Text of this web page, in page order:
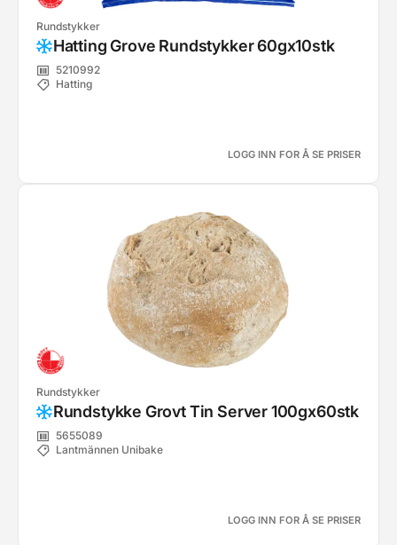
Rundstykker
Hatting Grove Rundstykker 60gx10stk
5210992
Hatting
LOGG INN FOR Å SE PRISER
Rundstykker
Rundstykke Grovt Tin Server 100gx60stk
5655089
Lantmännen Unibake
LOGG INN FOR Å SE PRISER